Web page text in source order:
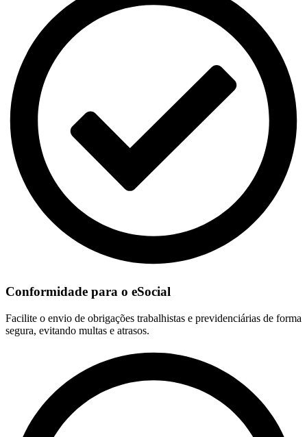
Conformidade para o eSocial
Facilite o envio de obrigações trabalhistas e previdenciárias de forma
segura, evitando multas e atrasos.